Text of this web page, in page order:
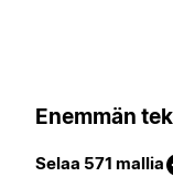
Enemmän
Selaa 571 mallia